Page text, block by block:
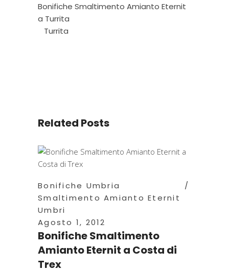
Bonifiche Smaltimento Amianto Eternit
a Turrita
Turrita
Related Posts
Bonifiche Umbria
Smaltimento Amianto Eternit
Umbri
Agosto 1, 2012
Bonifiche Smaltimento
Amianto Eternit a Costa di
Trex